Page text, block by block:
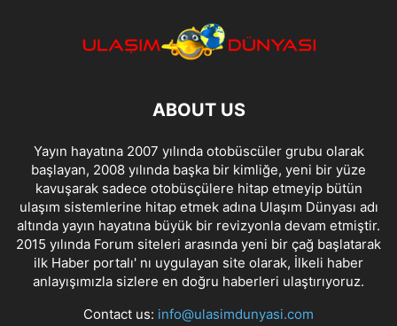
ABOUT US
Yayın hayatına 2007 yılında otobüscüler grubu olarak
başlayan, 2008 yılında başka bir kimliğe, yeni bir yüze
kavuşarak sadece otobüsçülere hitap etmeyip bütün
ulaşım sistemlerine hitap etmek adına Ulaşım Dünyası adı
altında yayın hayatına büyük bir revizyonla devam etmiştir.
2015 yılında Forum siteleri arasında yeni bir çağ başlatarak
ilk Haber portalı' nı uygulayan site olarak, İlkeli haber
anlayışımızla sizlere en doğru haberleri ulaştırıyoruz.
Contact us: info@ulasimdunyasi.com